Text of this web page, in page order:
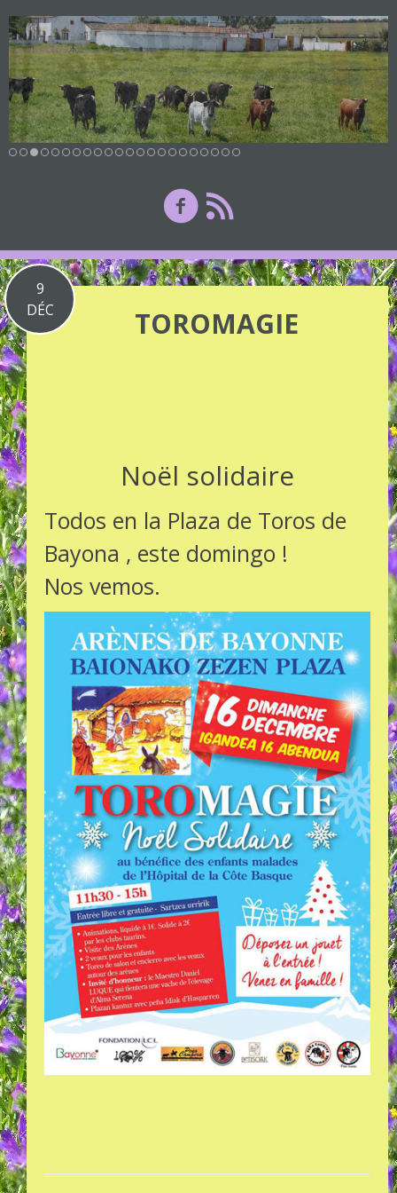
9
DÉC
TOROMAGIE
Noël solidaire
Todos en la Plaza de Toros de
Bayona , este domingo !
Nos vemos.